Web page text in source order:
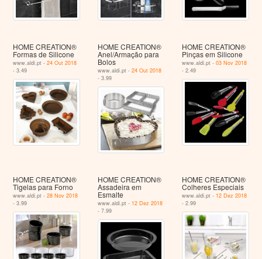
HOME CREATION®
Formas de Silicone
www.aldi.pt -24 Out 2018
- 3.49
HOME CREATION®
Anel/Armação para
Bolos
www.aldi.pt - 24 Out 2018
- 3.99
HOME CREATION®
Pinças em Silicone
www.aldi.pt -03 Nov 2018
- 2.49
HOME CREATION®
Tigelas para Forno
www.aldi.pt -28 Nov 2018
- 3.99
HOME CREATION®
Assadeira em
Esmalte
www.aldi.pt - 12 Dez 2018
- 7.99
HOME CREATION®
Colheres Especiais
www.aldi.pt - 12 Dez 2018
- 2.99